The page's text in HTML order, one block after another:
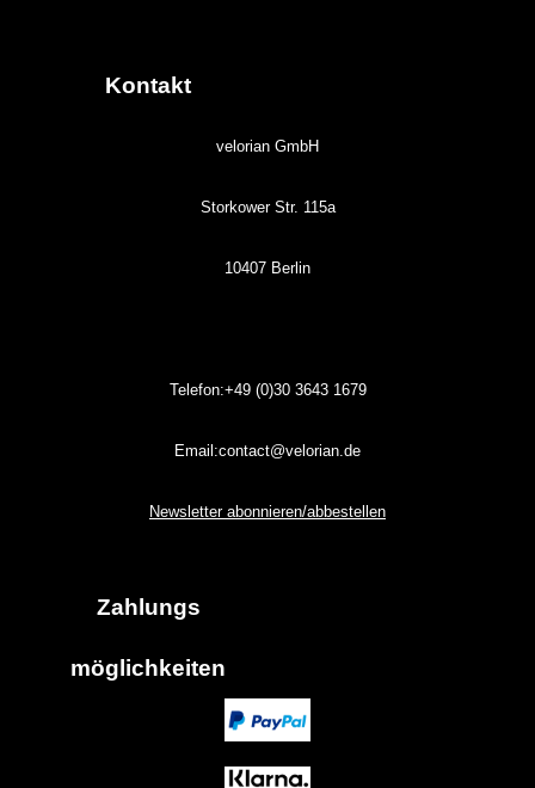
Kontakt
velorian GmbH
Storkower Str. 115a
10407 Berlin
Telefon:+49 (0)3036431679
Email:contact@velorian.de
Newsletter abonnieren/abbestellen
Zahlungs
möglich keiten